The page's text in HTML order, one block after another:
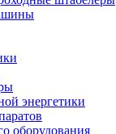
энергетики
оборудования